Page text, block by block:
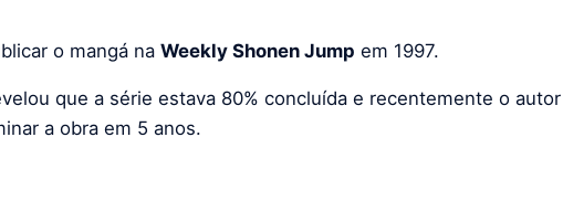
o mangá na Weekly Shonen Jump em 1997.
que a série estava 80% concluída e recentemente o autor
a obra em 5 anos.